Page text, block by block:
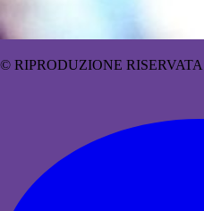
© RIPRODUZIONE RISERVATA